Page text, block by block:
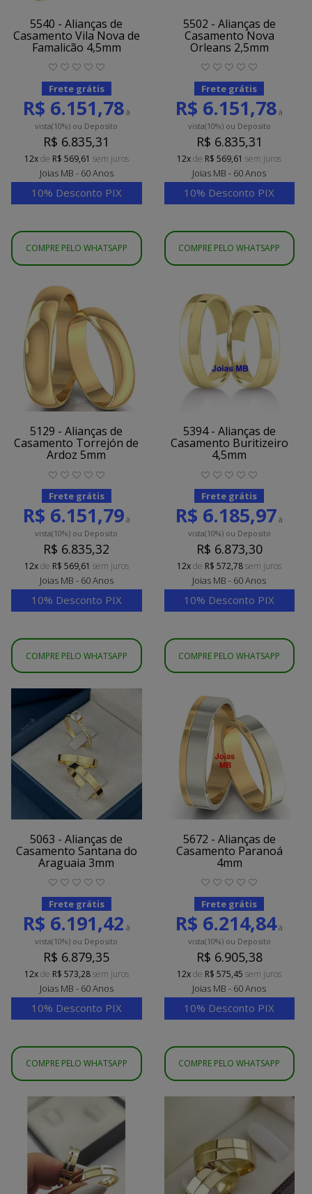
5540 - Alianças de
Casamento Vila Nova de
Famalicão 4,5mm
Frete grátis
R$ 6.151,78à
vista(10%) ou Deposito
R$ 6.835,31
12xde R$ 569,61 sem juros
Joias MB - 60 Anos
10% Desconto PIX
COMPRE PELO WHATSAPP
5502 - Alianças de
Casamento Nova
Orleans 2,5mm
Frete grátis
R$ 6.151,78 à
vista(10%)ou Deposito
R$ 6.835,31
12xde R$ 569,61 sem juros
Joias MB - 60 Anos
10% Desconto PIX
COMPRE PELO WHATSAPP
5129 - Alianças de
Casamento Torrejón de
Ardoz 5mm
Frete grátis
R$ 6.151,79à
vista(10%) ou Deposito
R$ 6.835,32
12xde R$ 569,61 sem juros
Joias MB - 60 Anos
10% Desconto PIX
COMPRE PELO WHATSAPP
5394 - Alianças de
Casamento Buritizeiro
4,5mm
Frete grátis
R$ 6.185,97 à
vista(10%)ou Deposito
R$ 6.873,30
12xde R$ 572,78sem juros
Joias MB - 60 Anos
10% Desconto PIX
COMPRE PELO WHATSAPP
5063 - Alianças de
Casamento Santana do
Araguaia 3mm
Frete grátis
R$ 6.191,42 à
vista(10%) ou Deposito
R$ 6.879,35
12xde R$ 573,28sem juros
Joias MB - 60 Anos
10% Desconto PIX
COMPRE PELO WHATSAPP
5672 - Alianças de
Casamento Paranoá
4mm
Frete grátis
R$ 6.214,84à
vista(10%)ou Deposito
R$ 6.905,38
12xde R$ 575,45 sem juros
Joias MB - 60 Anos
10% Desconto PIX
COMPRE PELO WHATSAPP